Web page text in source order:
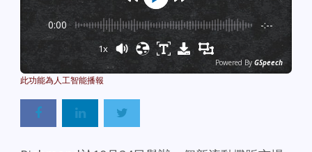
0:00 -:--
1x
Powered By GSpeech